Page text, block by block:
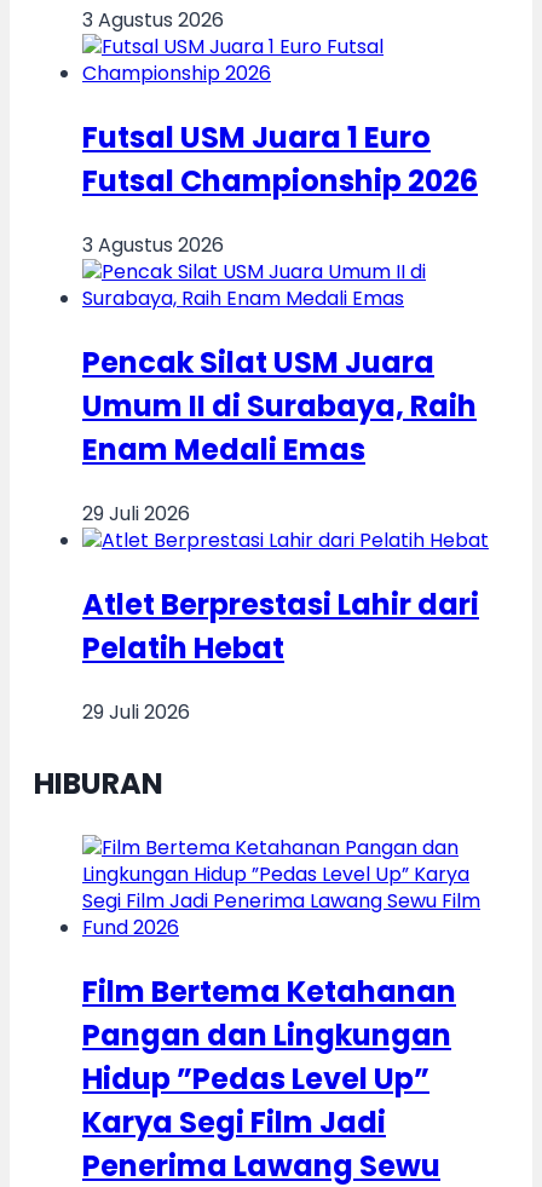
3 Agustus 2026
Futsal USM Juara 1 Euro
Futsal Championship 2026
3 Agustus 2026
Pencak Silat USM Juara
Umum II di Surabaya, Raih
Enam Medali Emas
29 Juli 2026
Atlet Berprestasi Lahir dari
Pelatih Hebat
29 Juli 2026
HIBURAN
Film Bertema Ketahanan
Pangan dan Lingkungan
Hidup ”Pedas Level Up”
Karya Segi Film Jadi
Penerima Lawang Sewu